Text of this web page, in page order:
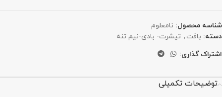
شناسه محصول: نامعلوم
دسته: بافت , تیشرت- بادی-نیم تنه
اشتراک گذاری:
توضیحات تکمیلی